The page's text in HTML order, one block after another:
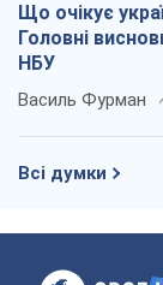
Що очікує
Головні
НБУ
Василь Фурман
Всі думки